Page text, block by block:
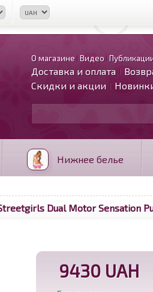
О магазине Видео
Доставка и оплата
Скидки и акции
Нижнее белье
Dual Motor Sensation
9430 UAH